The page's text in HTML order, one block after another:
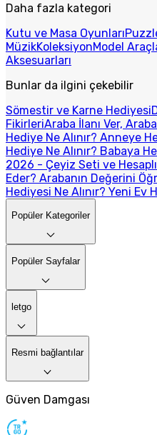
Daha fazla kategori
Kutu ve Masa Oyunları
MüzikKoleksiyonModel
Aksesuarları
Bunlar da ilgini çekebilir
Sömestir ve Karne Hediyesi
FikirleriAraba İlanı Ver,
Hediye Ne Alınır? Anneye
Hediye Ne Alınır? Babaya
2026 - Çeyiz Seti ve
Eder? Arabanın Değerini
Hediyesi Ne Alınır? Yeni Ev
Popüler Kategoriler
Popüler Sayfalar
letgo
Resmi bağlantılar
Güven Damgası